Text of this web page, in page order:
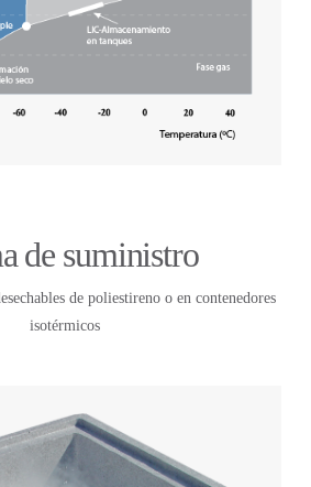
de suministro
de poliestireno o en contenedores
isotérmicos